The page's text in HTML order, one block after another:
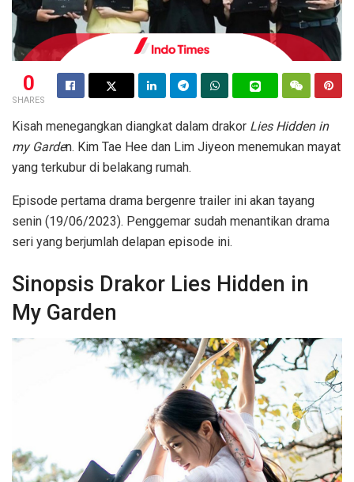
0
SHARES
Kisah menegangkan diangkat dalam drakor Lies Hidden in
my Garden. Kim Tae Hee dan Lim Jiyeon menemukan mayat
yang terkubur di belakang rumah.
Episode pertama drama bergenre trailer ini akan tayang
senin (19/06/2023). Penggemar sudah menantikan drama
seri yang berjumlah delapan episode ini.
Sinopsis Drakor Lies Hidden in
My Garden